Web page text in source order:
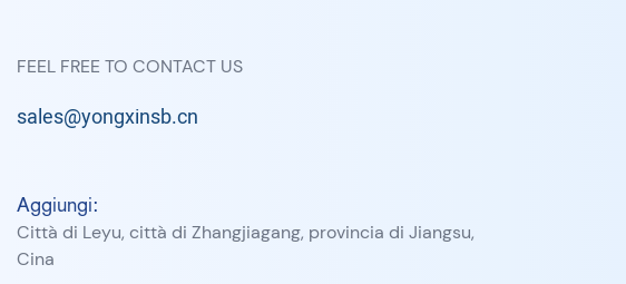
FEEL FREE TO CONTACT US
sales@yongxinsb.cn
Aggiungi:
Città di Leyu, città di Zhangjiagang, provincia di Jiangsu,
Cina